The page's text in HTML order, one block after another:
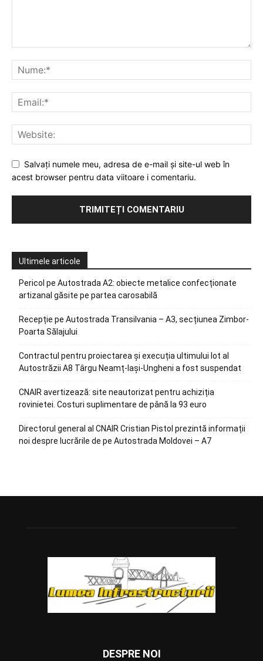
Salvați numele meu, adresa de e-mail și site-ul web în
acest browser pentru data viitoare i comentariu.
Ultimele articole
Pericol pe Autostrada A2: obiecte metalice confecționate
artizanal găsite pe partea carosabilă
Recepție pe Autostrada Transilvania – A3, secțiunea Zimbor-
Poarta Sălajului
Contractul pentru proiectarea și execuția ultimului lot al
Autostrăzii A8 Târgu Neamț-Iași-Ungheni a fost suspendat
CNAIR avertizează: site neautorizat pentru achiziția
rovinietei. Costuri suplimentare de până la 93 euro
Directorul general al CNAIR Cristian Pistol prezintă informații
noi despre lucrările de pe Autostrada Moldovei – A7
DESPRE NOI